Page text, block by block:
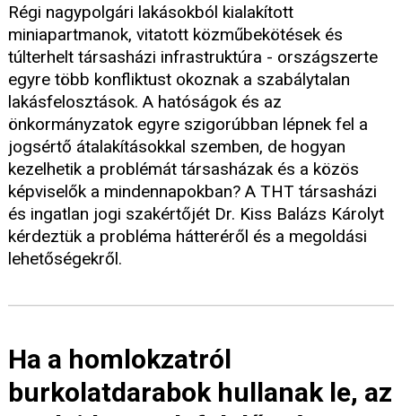
Régi nagypolgári lakásokból kialakított
miniapartmanok, vitatott közműbekötések és
túlterhelt társasházi infrastruktúra - országszerte
egyre több konfliktust okoznak a szabálytalan
lakásfelosztások. A hatóságok és az
önkormányzatok egyre szigorúbban lépnek fel a
jogsértő átalakításokkal szemben, de hogyan
kezelhetik a problémát társasházak és a közös
képviselők a mindennapokban? A THT társasházi
és ingatlan jogi szakértőjét Dr. Kiss Balázs Károlyt
kérdeztük a probléma hátteréről és a megoldási
lehetőségekről.
Ha a homlokzatról
burkolatdarabok hullanak le, az